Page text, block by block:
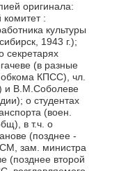
оригинала:
комитет :
культуры
1943 г.);
секретарях
(в разные
КПСС), чл.
и В.М.Соболеве
о студентах
(воен.
в т.ч. о
(позднее -
зам. министра
(позднее второй